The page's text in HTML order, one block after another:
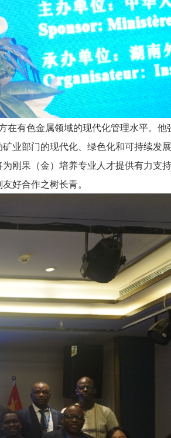
有色金属领域的现代化管理水平。他
业部门的现代化、绿色化和可持续发展
刚果（金）培养专业人才提供有力支持
好合作之树长青。